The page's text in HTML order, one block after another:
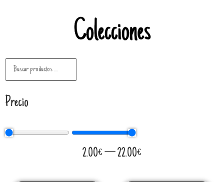
Colecciones
Precio
2.00€—22.00€